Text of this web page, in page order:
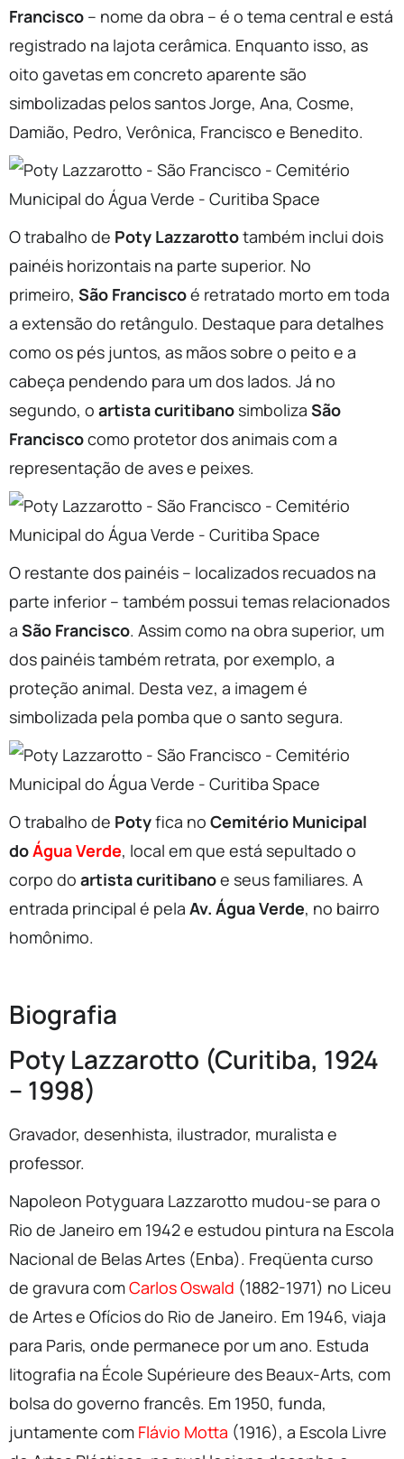
Francisco – nome da obra – é o tema central e está
registrado na lajota cerâmica. Enquanto isso, as
oito gavetas em concreto aparente são
simbolizadas pelos santos Jorge, Ana, Cosme,
Damião, Pedro, Verônica, Francisco e Benedito.
O trabalho de Poty Lazzarottotambém inclui dois
painéis horizontais na parte superior. No
primeiro, São Franciscoé retratado morto em toda
a extensão do retângulo. Destaque para detalhes
como os pés juntos, as mãos sobre o peito e a
cabeça pendendo para um dos lados. Já no
segundo, o artista curitibano simboliza São
Franciscocomo protetor dos animais com a
representação de aves e peixes.
O restante dos painéis – localizados recuados na
parte inferior – também possui temas relacionados
a São Francisco. Assim como na obra superior, um
dos painéis também retrata, por exemplo, a
proteção animal. Desta vez, a imagem é
simbolizada pela pomba que o santo segura.
O trabalho de Potyfica no Cemitério Municipal
doÁgua Verde, local em que está sepultado o
corpo do artista curitibanoe seus familiares. A
entrada principal é pela Av. Água Verde, no bairro
homônimo.
Biografia
Poty Lazzarotto (Curitiba, 1924
– 1998)
Gravador, desenhista, ilustrador, muralista e
professor.
Napoleon Potyguara Lazzarotto mudou-se para o
Rio de Janeiro em 1942 e estudou pintura na Escola
Nacional de Belas Artes (Enba). Freqüenta curso
de gravura comCarlos Oswald (1882-1971) no Liceu
de Artes e Ofícios do Rio de Janeiro. Em 1946, viaja
para Paris, onde permanece por um ano. Estuda
litografia na École Supérieure des Beaux-Arts, com
bolsa do governo francês. Em 1950, funda,
juntamente com Flávio Motta (1916), a Escola Livre